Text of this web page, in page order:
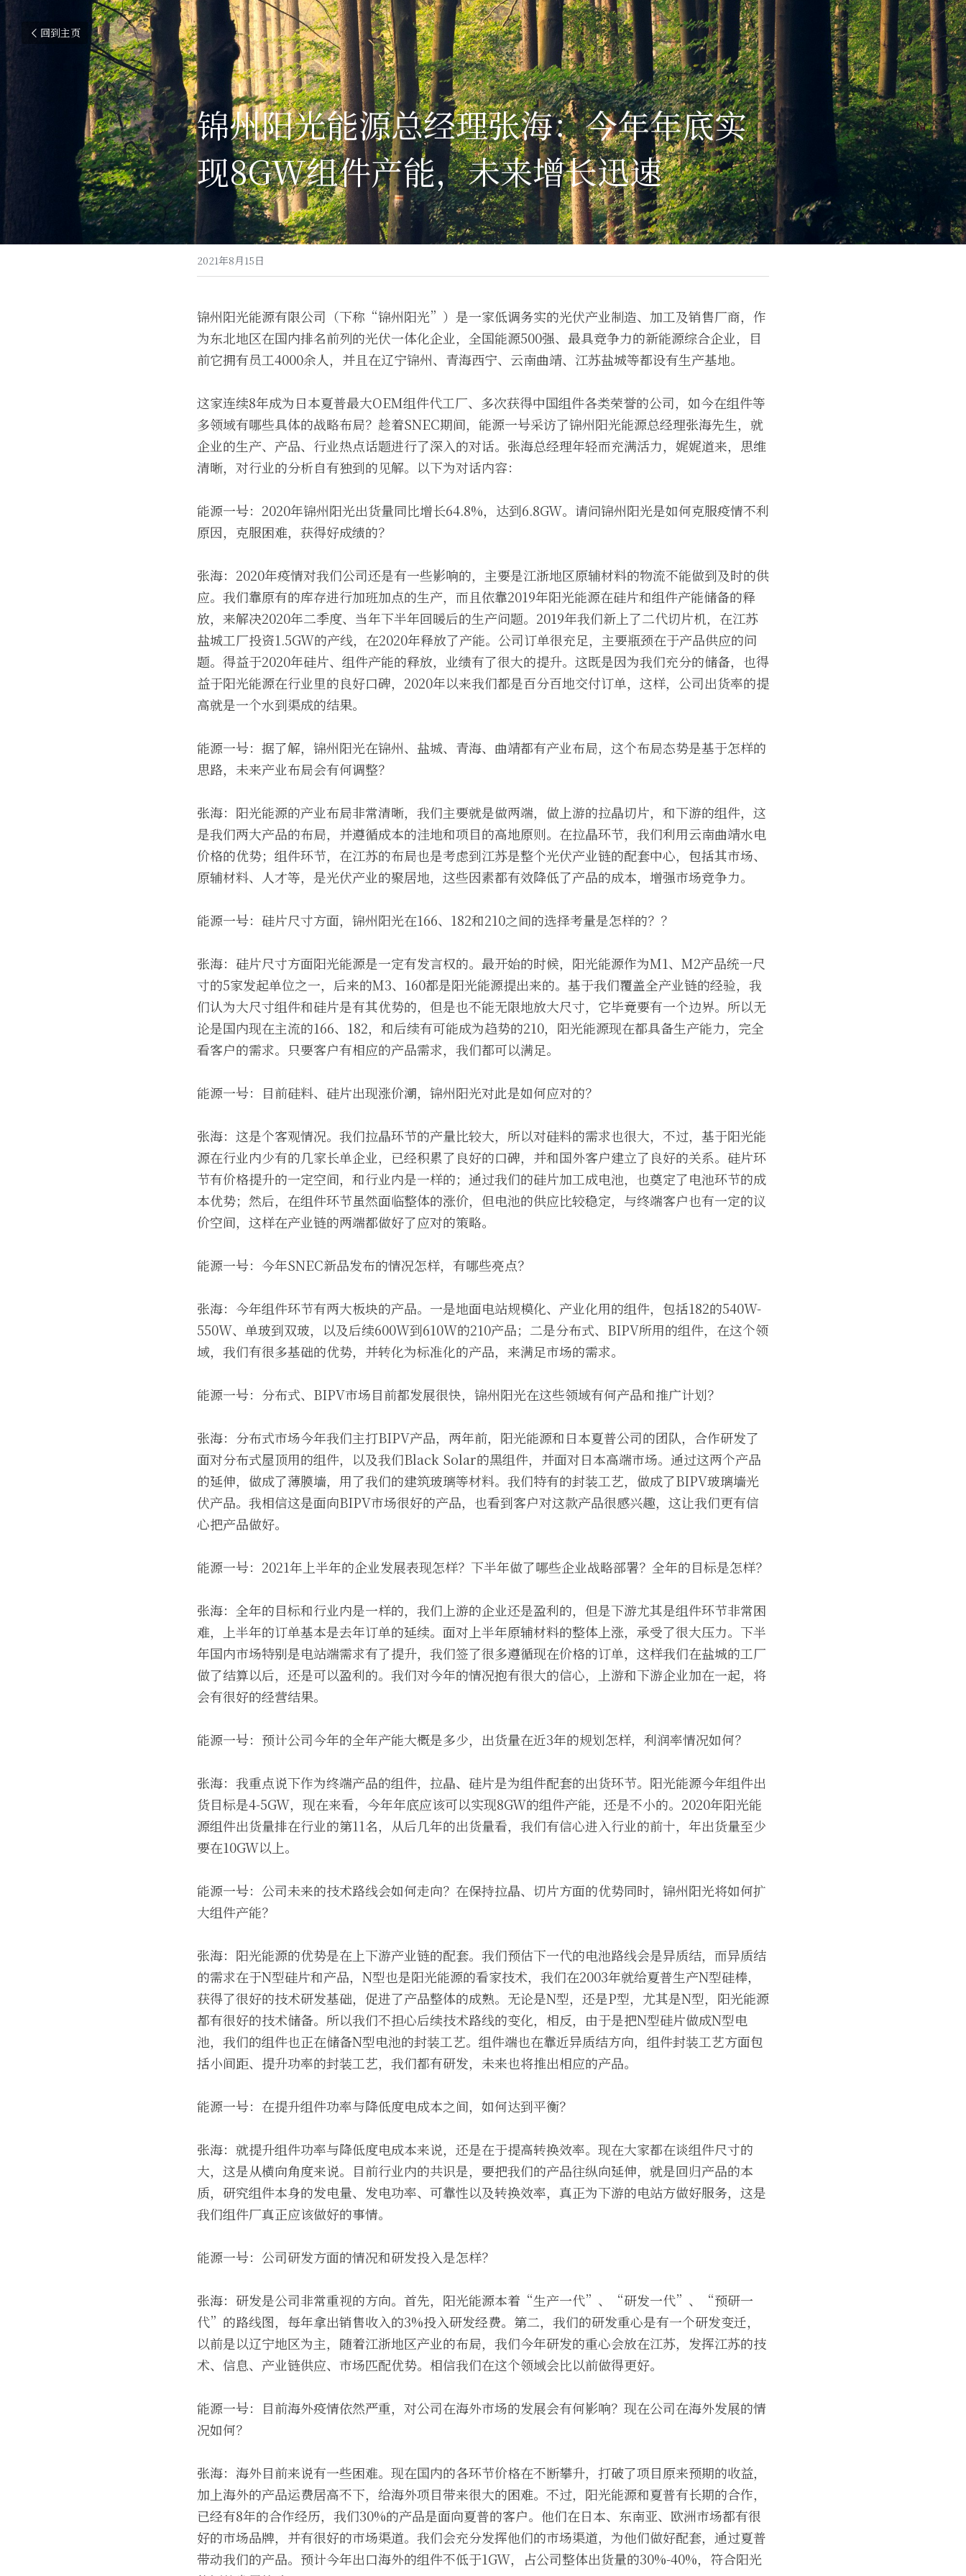
回到主页
锦州阳光能源总经理张海：今年年底实
现8GW组件产能，未来增长迅速
2021年8月15日
锦州阳光能源有限公司（下称“锦州阳光”）是一家低调务实的光伏产业制造、加工及销售厂商，作
为东北地区在国内排名前列的光伏一体化企业，全国能源500强、最具竞争力的新能源综合企业，目
前它拥有员工4000余人，并且在辽宁锦州、青海西宁、云南曲靖、江苏盐城等都设有生产基地。
这家连续8年成为日本夏普最大OEM组件代工厂、多次获得中国组件各类荣誉的公司，如今在组件等
多领域有哪些具体的战略布局？趁着SNEC期间，能源一号采访了锦州阳光能源总经理张海先生，就
企业的生产、产品、行业热点话题进行了深入的对话。张海总经理年轻而充满活力，娓娓道来，思维
清晰，对行业的分析自有独到的见解。以下为对话内容：
能源一号：2020年锦州阳光出货量同比增长64.8%，达到6.8GW。请问锦州阳光是如何克服疫情不利
原因，克服困难，获得好成绩的？
张海：2020年疫情对我们公司还是有一些影响的，主要是江浙地区原辅材料的物流不能做到及时的供
应。我们靠原有的库存进行加班加点的生产，而且依靠2019年阳光能源在硅片和组件产能储备的释
放，来解决2020年二季度、当年下半年回暖后的生产问题。2019年我们新上了二代切片机，在江苏
盐城工厂投资1.5GW的产线，在2020年释放了产能。公司订单很充足，主要瓶颈在于产品供应的问
题。得益于2020年硅片、组件产能的释放，业绩有了很大的提升。这既是因为我们充分的储备，也得
益于阳光能源在行业里的良好口碑，2020年以来我们都是百分百地交付订单，这样，公司出货率的提
高就是一个水到渠成的结果。
能源一号：据了解，锦州阳光在锦州、盐城、青海、曲靖都有产业布局，这个布局态势是基于怎样的
思路，未来产业布局会有何调整？
张海：阳光能源的产业布局非常清晰，我们主要就是做两端，做上游的拉晶切片，和下游的组件，这
是我们两大产品的布局，并遵循成本的洼地和项目的高地原则。在拉晶环节，我们利用云南曲靖水电
价格的优势；组件环节，在江苏的布局也是考虑到江苏是整个光伏产业链的配套中心，包括其市场、
原辅材料、人才等，是光伏产业的聚居地，这些因素都有效降低了产品的成本，增强市场竞争力。
能源一号：硅片尺寸方面，锦州阳光在166、182和210之间的选择考量是怎样的？？
张海：硅片尺寸方面阳光能源是一定有发言权的。最开始的时候，阳光能源作为M1、M2产品统一尺
寸的5家发起单位之一，后来的M3、160都是阳光能源提出来的。基于我们覆盖全产业链的经验，我
们认为大尺寸组件和硅片是有其优势的，但是也不能无限地放大尺寸，它毕竟要有一个边界。所以无
论是国内现在主流的166、182，和后续有可能成为趋势的210，阳光能源现在都具备生产能力，完全
看客户的需求。只要客户有相应的产品需求，我们都可以满足。
能源一号：目前硅料、硅片出现涨价潮，锦州阳光对此是如何应对的？
张海：这是个客观情况。我们拉晶环节的产量比较大，所以对硅料的需求也很大，不过，基于阳光能
源在行业内少有的几家长单企业，已经积累了良好的口碑，并和国外客户建立了良好的关系。硅片环
节有价格提升的一定空间，和行业内是一样的；通过我们的硅片加工成电池，也奠定了电池环节的成
本优势；然后，在组件环节虽然面临整体的涨价，但电池的供应比较稳定，与终端客户也有一定的议
价空间，这样在产业链的两端都做好了应对的策略。
能源一号：今年SNEC新品发布的情况怎样，有哪些亮点？
张海：今年组件环节有两大板块的产品。一是地面电站规模化、产业化用的组件，包括182的540W-
550W、单玻到双玻，以及后续600W到610W的210产品；二是分布式、BIPV所用的组件，在这个领
域，我们有很多基础的优势，并转化为标准化的产品，来满足市场的需求。
能源一号：分布式、BIPV市场目前都发展很快，锦州阳光在这些领域有何产品和推广计划？
张海：分布式市场今年我们主打BIPV产品，两年前，阳光能源和日本夏普公司的团队，合作研发了
面对分布式屋顶用的组件，以及我们Black Solar的黑组件，并面对日本高端市场。通过这两个产品
的延伸，做成了薄膜墙，用了我们的建筑玻璃等材料。我们特有的封装工艺，做成了BIPV玻璃墙光
伏产品。我相信这是面向BIPV市场很好的产品，也看到客户对这款产品很感兴趣，这让我们更有信
心把产品做好。
能源一号：2021年上半年的企业发展表现怎样？下半年做了哪些企业战略部署？全年的目标是怎样？
张海：全年的目标和行业内是一样的，我们上游的企业还是盈利的，但是下游尤其是组件环节非常困
难，上半年的订单基本是去年订单的延续。面对上半年原辅材料的整体上涨，承受了很大压力。下半
年国内市场特别是电站端需求有了提升，我们签了很多遵循现在价格的订单，这样我们在盐城的工厂
做了结算以后，还是可以盈利的。我们对今年的情况抱有很大的信心，上游和下游企业加在一起，将
会有很好的经营结果。
能源一号：预计公司今年的全年产能大概是多少，出货量在近3年的规划怎样，利润率情况如何？
张海：我重点说下作为终端产品的组件，拉晶、硅片是为组件配套的出货环节。阳光能源今年组件出
货目标是4-5GW，现在来看，今年年底应该可以实现8GW的组件产能，还是不小的。2020年阳光能
源组件出货量排在行业的第11名，从后几年的出货量看，我们有信心进入行业的前十，年出货量至少
要在10GW以上。
能源一号：公司未来的技术路线会如何走向？在保持拉晶、切片方面的优势同时，锦州阳光将如何扩
大组件产能？
张海：阳光能源的优势是在上下游产业链的配套。我们预估下一代的电池路线会是异质结，而异质结
的需求在于N型硅片和产品，N型也是阳光能源的看家技术，我们在2003年就给夏普生产N型硅棒，
获得了很好的技术研发基础，促进了产品整体的成熟。无论是N型，还是P型，尤其是N型，阳光能源
都有很好的技术储备。所以我们不担心后续技术路线的变化，相反，由于是把N型硅片做成N型电
池，我们的组件也正在储备N型电池的封装工艺。组件端也在靠近异质结方向，组件封装工艺方面包
括小间距、提升功率的封装工艺，我们都有研发，未来也将推出相应的产品。
能源一号：在提升组件功率与降低度电成本之间，如何达到平衡？
张海：就提升组件功率与降低度电成本来说，还是在于提高转换效率。现在大家都在谈组件尺寸的
大，这是从横向角度来说。目前行业内的共识是，要把我们的产品往纵向延伸，就是回归产品的本
质，研究组件本身的发电量、发电功率、可靠性以及转换效率，真正为下游的电站方做好服务，这是
我们组件厂真正应该做好的事情。
能源一号：公司研发方面的情况和研发投入是怎样？
张海：研发是公司非常重视的方向。首先，阳光能源本着“生产一代”、“研发一代”、“预研一
代”的路线图，每年拿出销售收入的3%投入研发经费。第二，我们的研发重心是有一个研发变迁，
以前是以辽宁地区为主，随着江浙地区产业的布局，我们今年研发的重心会放在江苏，发挥江苏的技
术、信息、产业链供应、市场匹配优势。相信我们在这个领域会比以前做得更好。
能源一号：目前海外疫情依然严重，对公司在海外市场的发展会有何影响？现在公司在海外发展的情
况如何？
张海：海外目前来说有一些困难。现在国内的各环节价格在不断攀升，打破了项目原来预期的收益，
加上海外的产品运费居高不下，给海外项目带来很大的困难。不过，阳光能源和夏普有长期的合作，
已经有8年的合作经历，我们30%的产品是面向夏普的客户。他们在日本、东南亚、欧洲市场都有很
好的市场品牌，并有很好的市场渠道。我们会充分发挥他们的市场渠道，为他们做好配套，通过夏普
带动我们的产品。预计今年出口海外的组件不低于1GW，占公司整体出货量的30%-40%，符合阳光